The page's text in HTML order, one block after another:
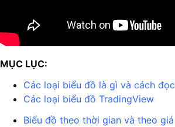
MỤC LỤC:
Các loại biểu đồ là gì và cách đọc
Các loại biểu đồ TradingView
Biểu đồ theo thời gian và theo giá